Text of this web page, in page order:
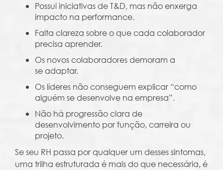
Possui iniciativas de T&D, mas não enxerga
impacto na performance.
Falta clareza sobre o que cada colaborador
precisa aprender.
Os novos colaboradores demoram a
se adaptar.
Os líderes não conseguem explicar “como
alguém se desenvolve na empresa”.
Não há progressão clara de
desenvolvimento por função, carreira ou
projeto.
Se seu RH passa por qualquer um desses sintomas,
uma trilha estruturada é mais do que necessária, é